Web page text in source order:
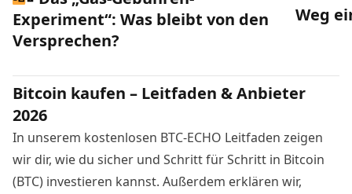
Experiment“: Was bleibt von den
Versprechen?
Weg
Bitcoin kaufen – Leitfaden & Anbieter
2026
In unserem kostenlosen BTC-ECHO Leitfaden zeigen
wir dir, wie du sicher und Schritt für Schritt in Bitcoin
(BTC) investieren kannst. Außerdem erklären wir,